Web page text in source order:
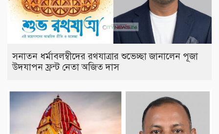
সনাতন ধর্মাবলম্বীদের রথযাত্রার শুভেচ্ছা জানালেন পূজা
উদযাপন ফ্রন্ট নেতা অজিত দাস